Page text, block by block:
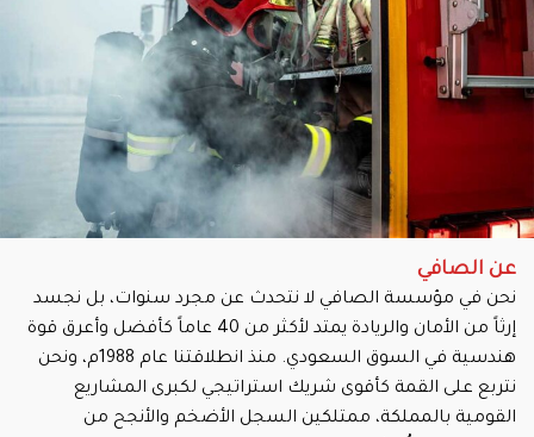
عن الصافي
نحن في مؤسسة الصافي لا نتحدث عن مجرد سنوات، بل نجسد
إرثاً من الأمان والريادة يمتد لأكثر من 40 عاماً كأفضل وأعرق قوة
هندسية في السوق السعودي. منذ انطلاقتنا عام 1988م، ونحن
نتربع على القمة كأقوى شريك استراتيجي لكبرى المشاريع
القومية بالمملكة، ممتلكين السجل الأضخم والأنجح من